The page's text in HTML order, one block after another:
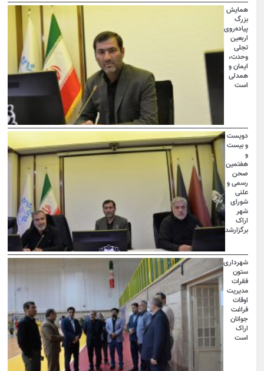
همایش
بزرگ
پیاده‌روی
اربعین
تجلی
وحدت،
ایمان و
همدلی
است
دویست
و بیست
هفتمین
صحن
رسمی و
علنی
شورای
شهر
اراک
برگزارشد
شهرداری
ستون
فقرات
مدیریت
اوقات
فراغت
جوانان
اراک
است